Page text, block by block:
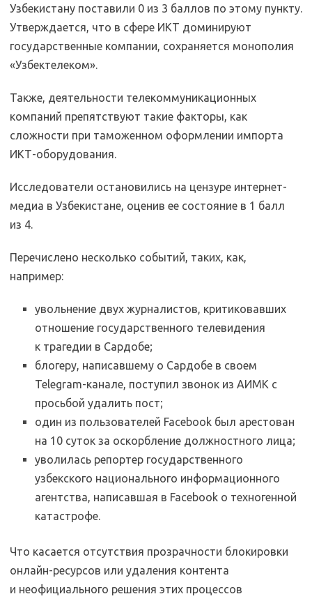
Узбекистану поставили 0 из 3 баллов по этому пункту.
Утверждается, что в сфере ИКТ доминируют
государственные компании, сохраняется монополия
«Узбектелеком».
Также, деятельности телекоммуникационных
компаний препятствуют такие факторы, как
сложности при таможенном оформлении импорта
ИКТ-оборудования.
Исследователи остановились на цензуре интернет-
медиа в Узбекистане, оценив ее состояние в 1 балл
из 4.
Перечислено несколько событий, таких, как,
например:
увольнение двух журналистов, критиковавших
отношение государственного телевидения
к трагедии в Сардобе;
блогеру, написавшему о Сардобе в своем
Telegram-канале, поступил звонок из АИМК с
просьбой удалить пост;
один из пользователей Facebook был арестован
на 10 суток за оскорбление должностного лица;
уволилась репортер государственного
узбекского национального информационного
агентства, написавшая в Facebook о техногенной
катастрофе.
Что касается отсутствия прозрачности блокировки
онлайн-ресурсов или удаления контента
и неофициального решения этих процессов